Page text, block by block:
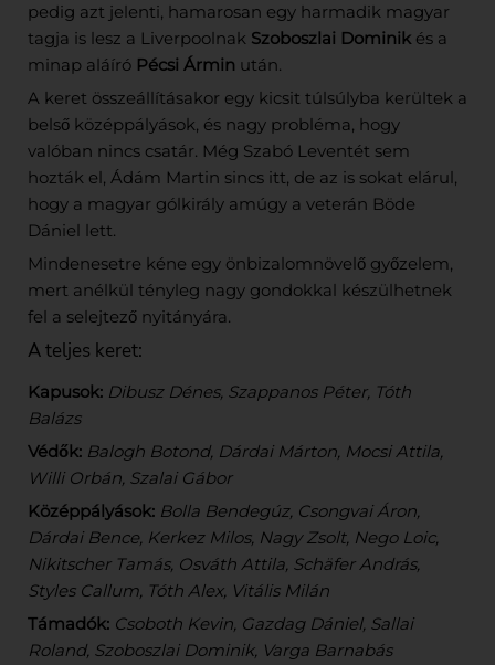
pedig azt jelenti, hamarosan egy harmadik magyar
tagja is lesz a Liverpoolnak Szoboszlai Dominik és a
minap aláíró Pécsi Ármin után.
A keret összeállításakor egy kicsit túlsúlyba kerültek a
belső középpályások, és nagy probléma, hogy
valóban nincs csatár. Még Szabó Leventét sem
hozták el, Ádám Martin sincs itt, de az is sokat elárul,
hogy a magyar gólkirály amúgy a veterán Böde
Dániel lett.
Mindenesetre kéne egy önbizalomnövelő győzelem,
mert anélkül tényleg nagy gondokkal készülhetnek
fel a selejtező nyitányára.
A teljes keret:
Kapusok: Dibusz Dénes, Szappanos Péter, Tóth
Balázs
Védők: Balogh Botond, Dárdai Márton, Mocsi Attila,
Willi Orbán, Szalai Gábor
Középpályások: Bolla Bendegúz, Csongvai Áron,
Dárdai Bence, Kerkez Milos, Nagy Zsolt, Nego Loic,
Nikitscher Tamás, Osváth Attila, Schäfer András,
Styles Callum, Tóth Alex, Vitális Milán
Támadók: Csoboth Kevin, Gazdag Dániel, Sallai
Roland, Szoboszlai Dominik, Varga Barnabás